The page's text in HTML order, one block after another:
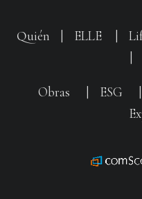
Quién ELLE
Obras ESG